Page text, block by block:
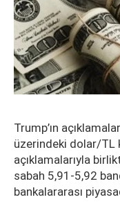
Trump’ın
üzerindeki dolar/TL
açıklamalarıyla
sabah 5,91-5,92
bankalararası